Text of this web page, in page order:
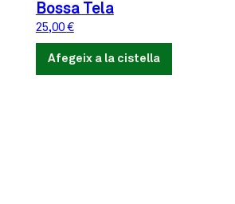
Bossa Tela
25,00 €
Afegeix a la cistella